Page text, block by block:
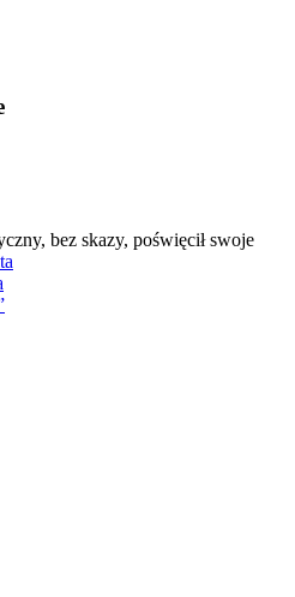
bez skazy, poświęcił swoje